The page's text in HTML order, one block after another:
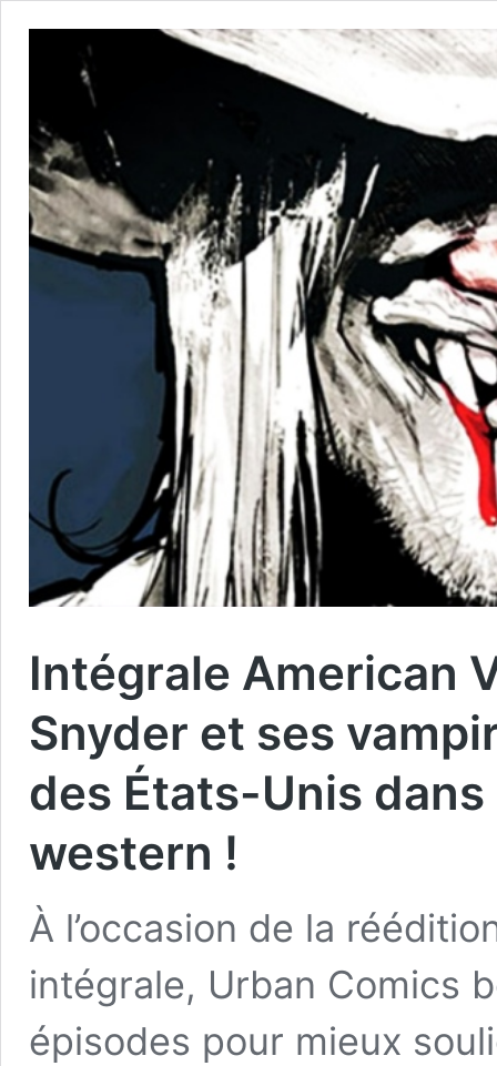
Intégrale American
Snyder et ses
des États-Unis
western !
À l’occasion de la
intégrale, Urban Comics
épisodes pour mieux